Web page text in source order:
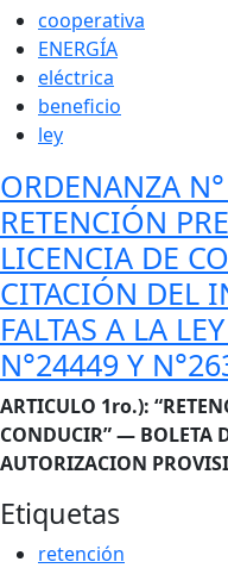
cooperativa
ENERGÍA
eléctrica
beneficio
ley
ORDENANZA
RETENCIÓN
LICENCIA DE
CITACIÓN DEL
FALTAS A LA
N°24449 Y
Cuerpo
ARTICULO 1ro.):
CONDUCIR” — BOLETA
AUTORIZACION
Etiquetas
retención